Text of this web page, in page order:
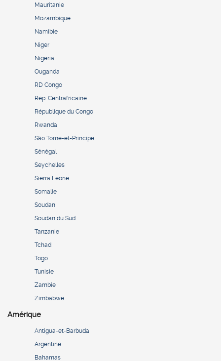
Mauritanie
Mozambique
Namibie
Niger
Nigeria
Ouganda
RD Congo
Rép. Centrafricaine
République du Congo
Rwanda
São Tomé-et-Principe
Sénégal
Seychelles
Sierra Leone
Somalie
Soudan
Soudan du Sud
Tanzanie
Tchad
Togo
Tunisie
Zambie
Zimbabwe
Amérique
Antigua-et-Barbuda
Argentine
Bahamas